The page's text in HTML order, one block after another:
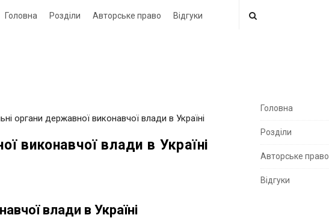
Головна Розділи Авторське право Відгуки
органи державної виконавчої влади в Україні
виконавчої влади в Україні
влади в Україні
S
e
S
Головна
Розділи
Авторське право
Відгуки